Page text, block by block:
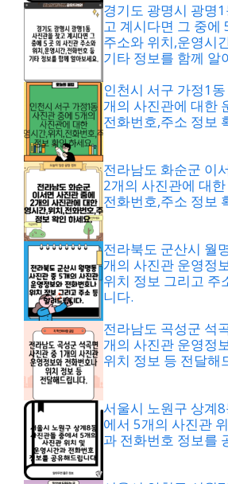
경기도 광명시 광명
고 계시다면 그 중에
주소와 위치,운영시
기타 정보를 함께 알
인천시 서구 가정1
개의 사진관에 대한
전화번호,주소 정보
전라남도 화순군 이
2개의 사진관에 대
전화번호,주소 정보
전라북도 군산시 월
개의 사진관 운영정
위치 정보 그리고 주
니다.
전라남도 곡성군 석
개의 사진관 운영정
위치 정보 등 전달해
서울시 노원구 상계
에서 5개의 사진관
과 전화번호 정보를